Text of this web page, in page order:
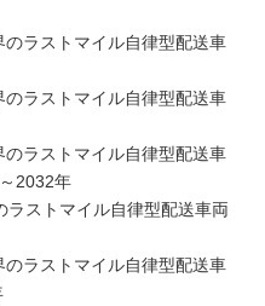
ラストマイル自律型配送車
ラストマイル自律型配送車
ラストマイル自律型配送車
2032年
ストマイル自律型配送車両
ラストマイル自律型配送車